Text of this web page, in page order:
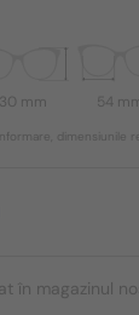
30 mm 54
dimensiunile
în magazinul